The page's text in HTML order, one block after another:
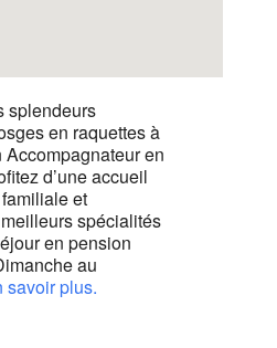
splendeurs
en raquettes à
en
d’une accueil
et
spécialités
en pension
au
savoir plus.